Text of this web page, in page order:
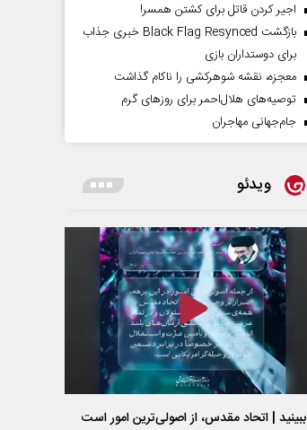
اجیر کردن قاتل برای کشتن همسر!
بازگشت Black Flag Resynced خبری جذاب
برای دوستداران بازی
معجزه، نقشه شوهرکشی را ناکام گذاشت
توصیه‌های هلال‌احمر برای روز‌های گرم
جام‌جهانی مهاجران
ویدئو
ببینید | اتحاد مقدس، از اصولی‌ترین امور است